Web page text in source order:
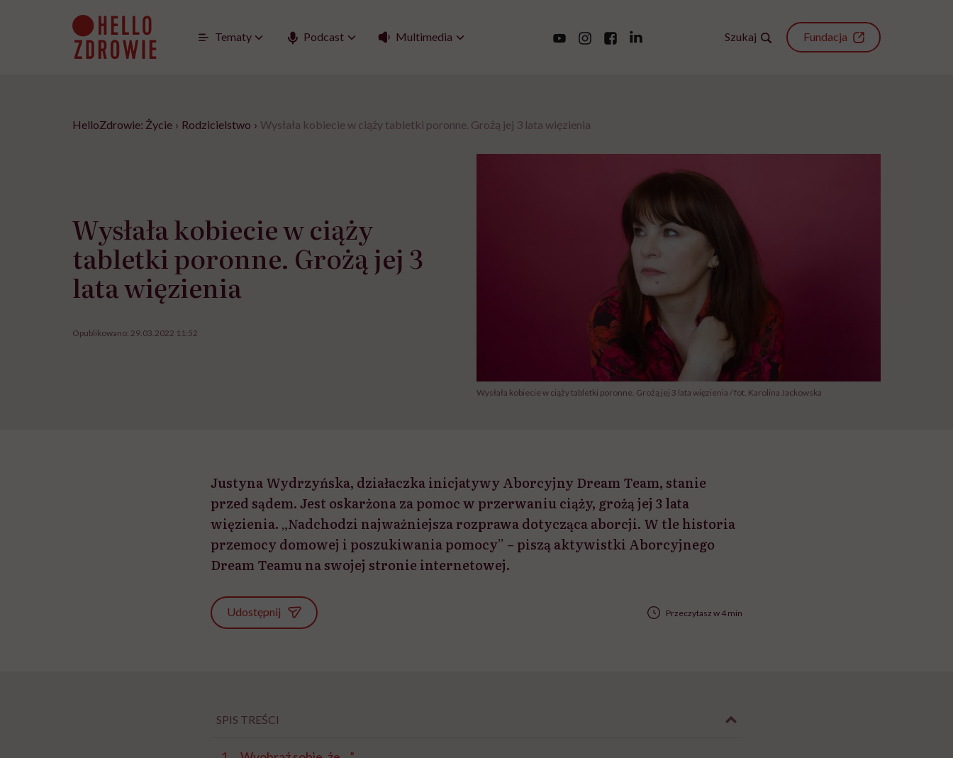
Tematy Podcast Multimedia Szukaj Fundacja
HelloZdrowie: Życie › Rodzicielstwo › Wysłała kobiecie w ciąży tabletki poronne. Grożą jej 3 lata więzienia
Wysłała kobiecie w ciąży
tabletki poronne. Grożą jej 3
lata więzienia
Opublikowano: 29.03.2022 11:52
Wysłała kobiecie w ciąży tabletki poronne. Grożą jej 3 lata więzienia / fot. Karolina Jackowska
Justyna Wydrzyńska, działaczka inicjatywy Aborcyjny Dream Team, stanie
przed sądem. Jest oskarżona za pomoc w przerwaniu ciąży, grożą jej 3 lata
więzienia. „Nadchodzi najważniejsza rozprawa dotycząca aborcji. W tle historia
przemocy domowej i poszukiwania pomocy” – piszą aktywistki Aborcyjnego
Dream Teamu na swojej stronie internetowej.
Udostępnij Przeczytasz w 4 min
SPIS TREŚCI